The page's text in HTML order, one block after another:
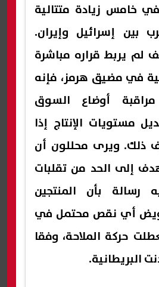
خامس زيادة متتالية
بين إسرائيل وإيران.
لم يربط قراره مباشرة
في مضيق هرمز، فإنه
أوضاع السوق
مستويات الإنتاج إذا
ذلك. ويرى محللون أن
إلى الحد من تقلبات
رسالة بأن المنتجين
أي نقص محتمل في
حركة الملاحة، وفقا
البريطانية.